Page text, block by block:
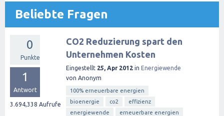
Beliebte Fragen
0
Punkte
1
Antwort
3.694,338 Aufrufe
CO2 Reduzierung spart den
Unternehmen Kosten
Eingestellt 25, Apr 2012 in Energiewende
von Anonym
100% erneuerbare energien
bioenergie
co2
effizienz
energiewende
erneuerbare energien